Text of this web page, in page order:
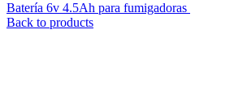
Batería 6v 4.5Ah para fumigadoras
Back to products